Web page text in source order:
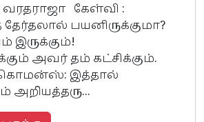
வரதராஜா கேள்வி :
பயனிருக்குமா?
இருக்கும்!
அவர் தம் கட்சிக்கும்.
கொமன்ஸ்: இத்தால்